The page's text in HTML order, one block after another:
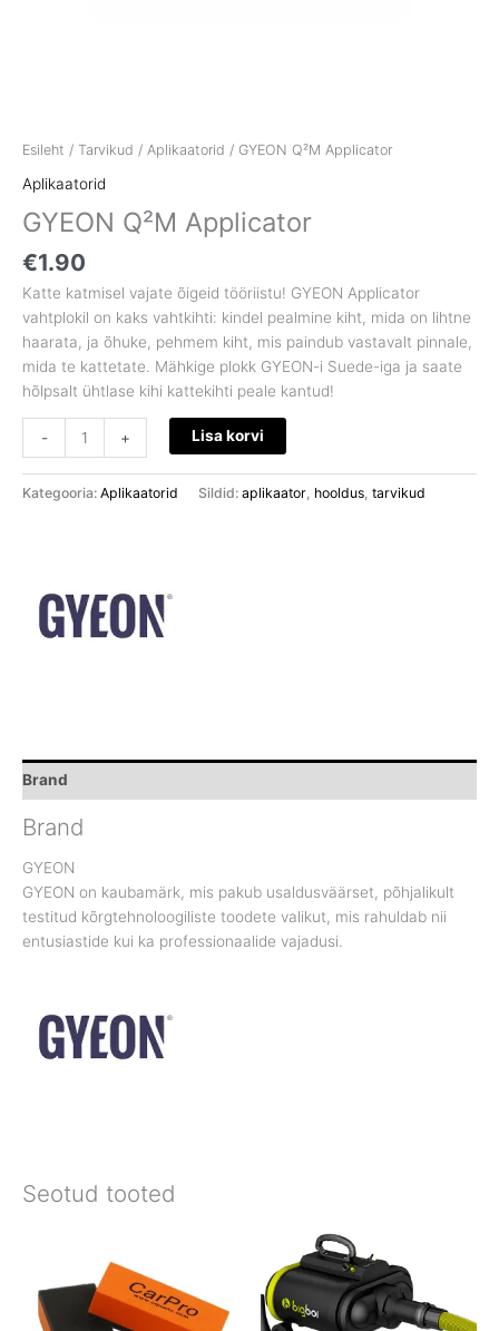
Esileht / Tarvikud / Aplikaatorid / GYEON Q²M Applicator
Aplikaatorid
GYEON Q²M Applicator
€1.90
Katte katmisel vajate õigeid tööriistu! GYEON Applicator
vahtplokil on kaks vahtkihti: kindel pealmine kiht, mida on lihtne
haarata, ja õhuke, pehmem kiht, mis paindub vastavalt pinnale,
mida te kattetate. Mähkige plokk GYEON-i Suede-iga ja saate
hõlpsalt ühtlase kihi kattekihti peale kantud!
- + Lisa korvi
Kategooria: Aplikaatorid Sildid: aplikaator, hooldus, tarvikud
Brand
Brand
GYEON
GYEON on kaubamärk, mis pakub usaldusväärset, põhjalikult
testitud kõrgtehnoloogiliste toodete valikut, mis rahuldab nii
entusiastide kui ka professionaalide vajadusi.
Seotud tooted